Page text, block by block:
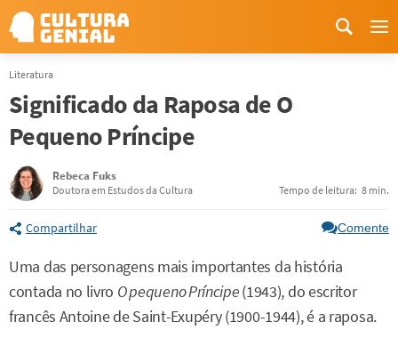
Literatura
Significado da Raposa de O
Pequeno Príncipe
Rebeca Fuks
Doutora em Estudos da Cultura Tempo de leitura: 8 min.
Compartilhar Comente
Uma das personagens mais importantes da história
contada no livro O pequeno Príncipe(1943), do escritor
francês Antoine de Saint-Exupéry (1900-1944), é a raposa.